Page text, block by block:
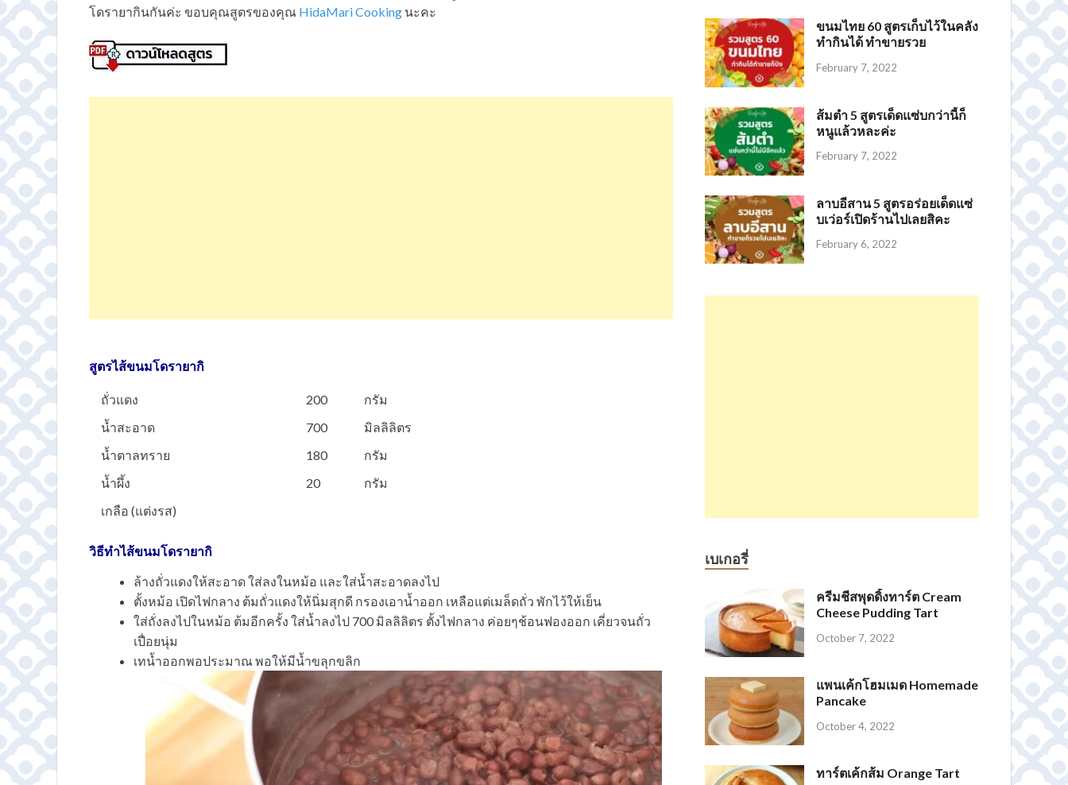
โดรายากินกันค่ะ ขอบคุณสูตรของคุณ HidaMari Cooking นะคะ
สูตรไส้ขนมโดรายากิ
ถั่วแดง 200
กรัม
น้ำสะอาด
700
มิลลิลิตร
น้ำตาลทราย
180
กรัม
น้ำผึ้ง
20
กรัม
เกลือ (แต่งรส)
วิธีทำไส้ขนมโดรายากิ
ล้างถั่วแดงให้สะอาด ใส่ลงในหม้อ และใส่น้ำสะอาดลงไป
ตั้งหม้อ เปิดไฟกลาง ต้มถั่วแดงให้นิ่มสุกดี กรองเอาน้ำออก เหลือแต่เมล็ดถั่ว พักไว้ให้เย็น
ใส่ถั่งลงไปในหม้อ ต้มอีกครั้ง ใส่น้ำลงไป 700 มิลลิลิตร ตั้งไฟกลาง ค่อยๆช้อนฟองออก เคี่ยวจนถั่ว
เปื่อยนุ่ม
เทน้ำออกพอประมาณ พอให้มีน้ำขลุกขลิก
ขนมไทย 60 สูตรเก็บไว้ในคลัง
ทำกินได้ ทำขายรวย
February 7, 2022
ส้มตำ 5 สูตรเด็ดแซ่บกว่านี้ก็
หนูแล้วหละค่ะ
February 7, 2022
ลาบอีสาน 5 สูตรอร่อยเด็ดแซ่
บเว่อร์เปิดร้านไปเลยสิคะ
February 6, 2022
เบเกอรี่
ครีมชีสพุดดิ้งทาร์ต Cream
Cheese Pudding Tart
October 7, 2022
แพนเค้กโฮมเมด Homemade
Pancake
October 4, 2022
ทาร์ตเค้กส้ม Orange Tart